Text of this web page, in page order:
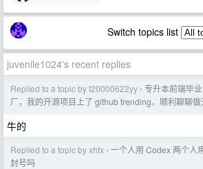
Switch topics list
juvenile1024's recent replies
Replied to a topic by t20000622yy › 专升本前端毕
厂，我的开源项目上了 github trending，顺利聊聊
牛的
Replied to a topic by xhfx › 一个人用 Codex 两个人
封号吗